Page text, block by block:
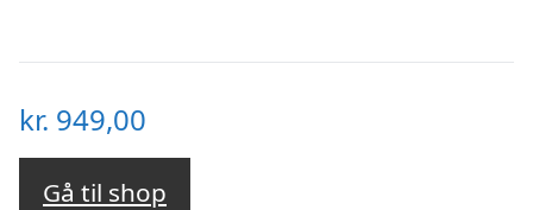
kr. 949,00
Gå til shop